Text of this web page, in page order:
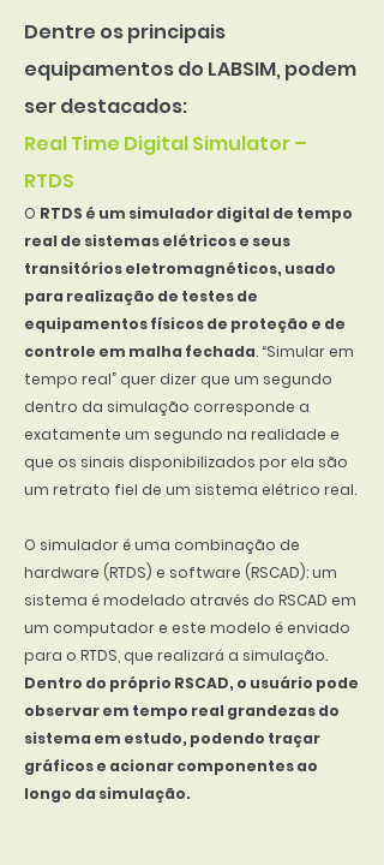
Dentre os principais
equipamentos do LABSIM, podem
ser destacados:
Real Time Digital Simulator –
RTDS
O RTDS é um simulador digital de tempo
real de sistemas elétricos e seus
transitórios eletromagnéticos, usado
para realização de testes de
equipamentos físicos de proteção e de
controle em malha fechada. “Simular em
tempo real” quer dizer que um segundo
dentro da simulação corresponde a
exatamente um segundo na realidade e
que os sinais disponibilizados por ela são
um retrato fiel de um sistema elétrico real.
O simulador é uma combinação de
hardware (RTDS) e software (RSCAD): um
sistema é modelado através do RSCAD em
um computador e este modelo é enviado
para o RTDS, que realizará a simulação.
Dentro do próprio RSCAD, o usuário pode
observar em tempo real grandezas do
sistema em estudo, podendo traçar
gráficos e acionar componentes ao
longo da simulação.